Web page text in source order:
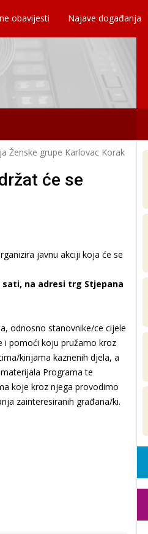
obavijesti Najave događanja
Ženske grupe Karlovac Korak
će se
javnu akciji koja će se
sati, na adresi trg Stjepana
odnosno stanovnike/ce cijele
i pomoći koju pružamo kroz
kinjama kaznenih djela, a
Programa te
koje kroz njega provodimo
zainteresiranih građana/ki.